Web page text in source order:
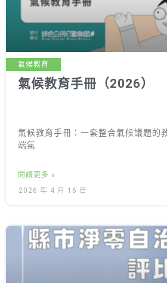
氣候教育
氣候教育手冊（2026）
氣候教育手冊：一套整合氣候議題的
端氣
閱讀更多 »
2026 年 4 月 16 日